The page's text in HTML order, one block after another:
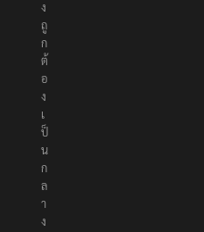
ย่
า
ง
ถู
ก
ต้
อ
ง
เ
ป็
น
ก
ล